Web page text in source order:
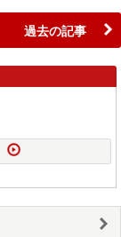
過去の記事